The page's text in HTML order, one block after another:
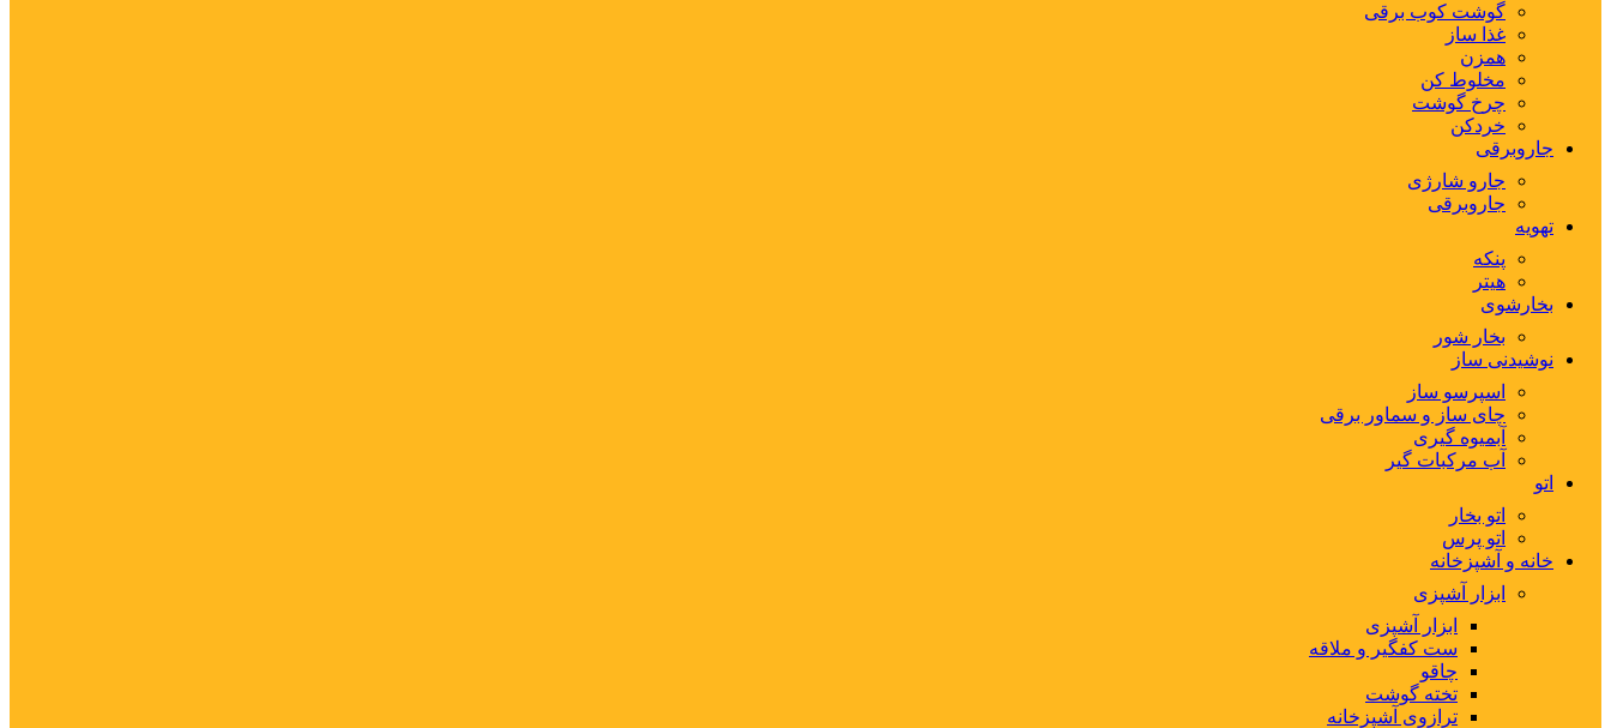
گوشت کوب برقی
غذا ساز
همزن
مخلوط کن
چرخ گوشت
خردکن
جاروبرقی
جارو شارژی
جاروبرقی
تهویه
پنکه
هیتر
بخارشوی
بخار شور
نوشیدنی ساز
اسپرسو ساز
چای ساز و سماور برقی
آبمیوه گیری
آب مرکبات گیر
اتو
اتو بخار
اتو پرس
خانه و آشپزخانه
ابزار آشپزی
ابزار آشپزی
ست کفگیر و ملاقه
چاقو
تخته گوشت
ترازوی آشپزخانه